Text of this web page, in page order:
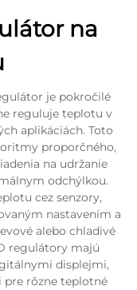
na
je pokročilé
reguluje teplotu v
aplikáciách. Toto
proporčného,
na udržanie
odchýlkou.
cez senzory,
nastavením a
alebo chladivé
regulátory majú
displejmi,
rôzne teplotné